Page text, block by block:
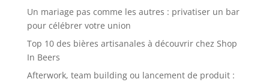
Un mariage pas comme les autres : privatiser un bar
pour célébrer votre union
Top 10 des bières artisanales à découvrir chez Shop
In Beers
Afterwork, team building ou lancement de produit :